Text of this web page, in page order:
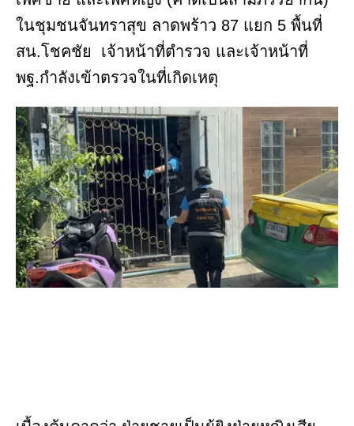
ในชุมชนจันทราสุข ลาดพร้าว 87 แยก 5 พื้นที่
สน.โชคชัย เจ้าหน้าที่ตำรวจ และเจ้าหน้าที่
พฐ.กำลังเข้าตรวจในที่เกิดเหตุ